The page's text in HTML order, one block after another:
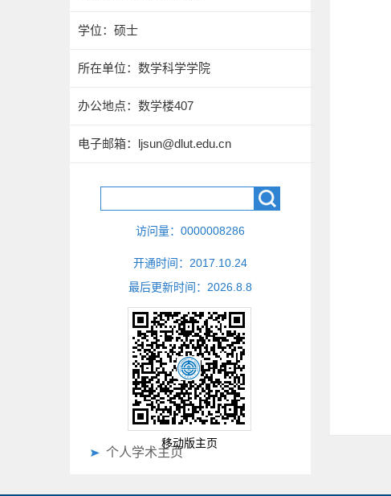
学位：硕士
所在单位：数学科学学院
办公地点：数学楼407
电子邮箱： ljsun@dlut.edu.cn
访问量： 0000008286
开通时间： 2017 10 24
最后更新时间： 2026 8 8
移动版主页
个人学术主页